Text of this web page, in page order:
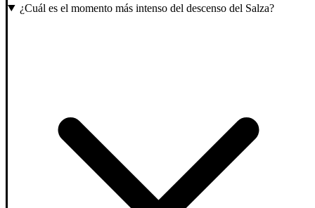
¿Cuál es el momento más intenso del descenso del Salza?